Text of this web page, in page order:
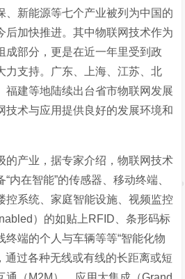
、新能源等七个产业被列为中国的
后加快推进。其中物联网技术作为
成部分，更是在近一年里受到政
力支持。广东、上海、江苏、北
福建等地陆续出台省市物联网发展
技术与应用提供良好的发展环境和
的产业，据专家介绍，物联网技术
内在智能”的传感器、移动终端、
控系统、家庭智能设施、视频监控
）的如贴上RFID、条形码标
终端的个人与车辆等等“智能化物
通过各种无线或有线的长距离或短